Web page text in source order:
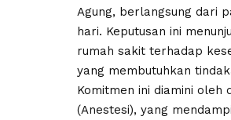
Agung, berlangsung dari
hari. Keputusan ini
rumah sakit terhadap
yang membutuhkan
Komitmen ini diamini oleh
(Anestesi), yang